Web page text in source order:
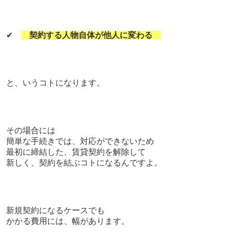
✔ 契約する人物自体が他人に変わる
と、いうコトになります。
その場合には
簡単な手続きでは、対応ができないため
最初に締結した、賃貸契約を解除して
新しく、契約を結ぶコトになるんですよ。
新規契約になるケースでも
かかる費用には、幅があります。